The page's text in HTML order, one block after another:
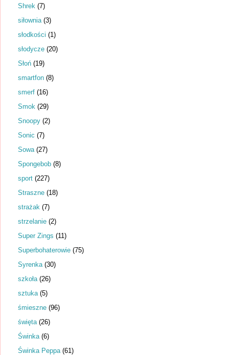
Shrek (7)
siłownia (3)
słodkości (1)
słodycze (20)
Słoń (19)
smartfon (8)
smerf (16)
Smok (29)
Snoopy (2)
Sonic (7)
Sowa (27)
Spongebob (8)
sport (227)
Straszne (18)
strażak (7)
strzelanie (2)
Super Zings (11)
Superbohaterowie (75)
Syrenka (30)
szkoła (26)
sztuka (5)
śmieszne (96)
święta (26)
Świnka (6)
Świnka Peppa (61)